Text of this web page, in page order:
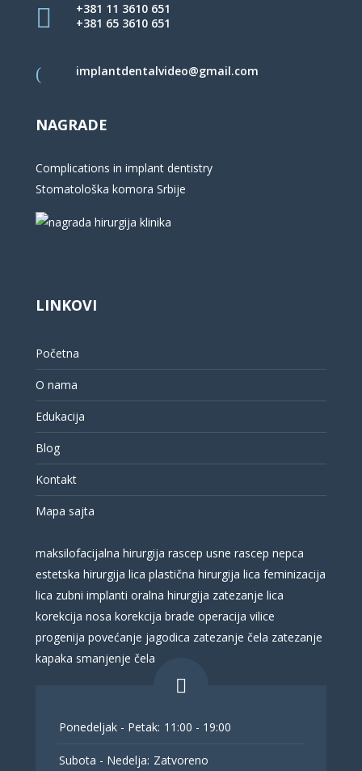
+381 11 3610 651
+381 65 3610 651
implantdentalvideo@gmail.com
NAGRADE
Complications in implant dentistry
Stomatološka komora Srbije
LINKOVI
Početna
O nama
Edukacija
Blog
Kontakt
Mapa sajta
maksilofacijalna hirurgija rascep usne rascep nepca
estetska hirurgija lica plastična hirurgija lica feminizacija
lica zubni implanti oralna hirurgija zatezanje lica
korekcija nosa korekcija brade operacija vilice
progenija povećanje jagodica zatezanje čela zatezanje
kapaka smanjenje čela
Ponedeljak - Petak: 11:00 - 19:00
Subota - Nedelja: Zatvoreno